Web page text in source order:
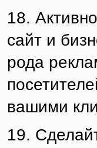
18.
сайт и
рода
вашими
19.